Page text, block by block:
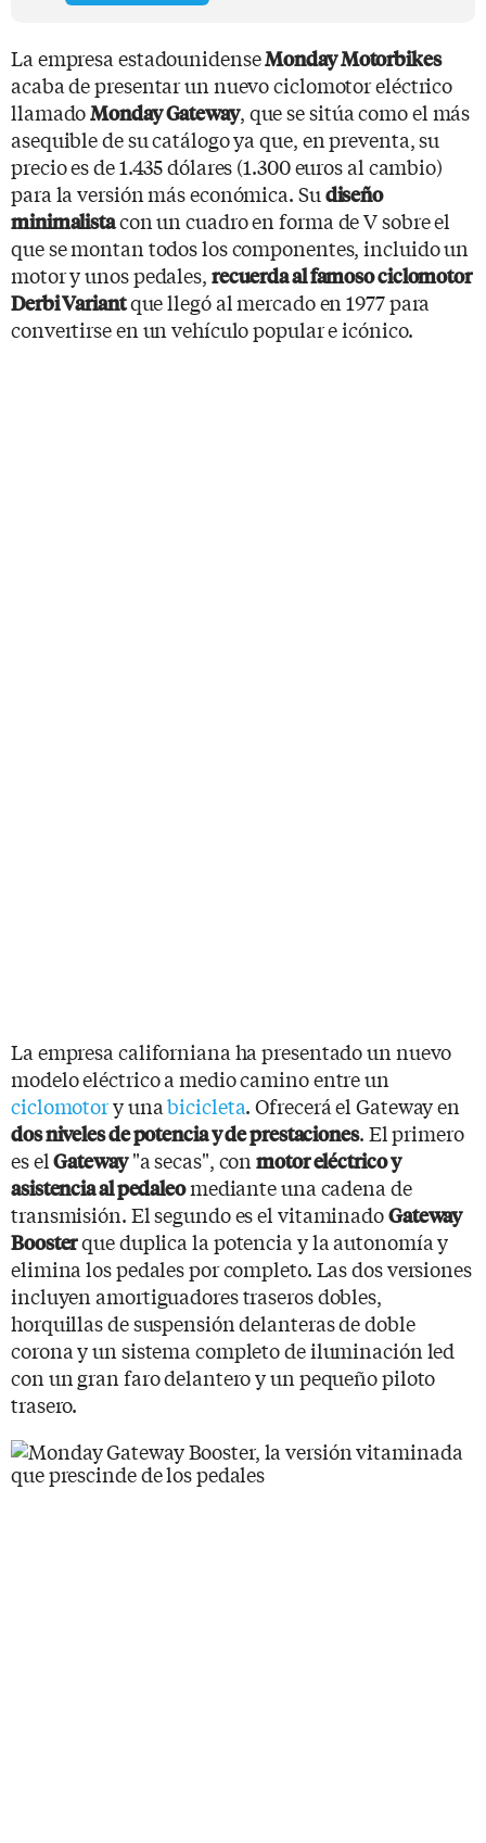
La empresa estadounidenseMonday Motorbikes
acaba de presentar un nuevo ciclomotor eléctrico
llamadoMonday Gateway, que se sitúa como el más
asequible de su catálogo ya que, en preventa, su
precio es de 1.435 dólares (1.300 euros al cambio)
para la versión más económica. Su diseño
minimalistacon un cuadro en forma de V sobre el
que se montan todos los componentes, incluido un
motor y unos pedales, recuerda al famoso ciclomotor
Derbi Variantque llegó al mercado en 1977 para
convertirse en un vehículo popular e icónico.
La empresa californiana ha presentado un nuevo
modelo eléctrico a medio camino entre un
ciclomotory unabicicleta. Ofrecerá el Gateway en
dos niveles de potencia y de prestaciones. El primero
es elGateway"a secas", conmotor eléctrico y
asistencia al pedaleomediante una cadena de
transmisión. El segundo es el vitaminadoGateway
Boosterque duplica la potencia y la autonomía y
elimina los pedales por completo. Las dos versiones
incluyen amortiguadores traseros dobles,
horquillas de suspensión delanteras de doble
corona y un sistema completo de iluminación led
con un gran faro delantero y un pequeño piloto
trasero.